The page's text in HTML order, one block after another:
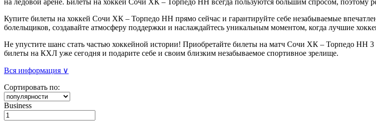
Купите билеты на хоккей Сочи ХК – Торпедо НН прямо сейчас и гарантируйте себе незабываемые
болельщиков, создавайте атмосферу поддержки и наслаждайтесь уникальным моментом, когда лучшие
Не упустите шанс стать частью хоккейной истории! Приобретайте билеты на матч Сочи ХК – Торпедо НН
билеты на КХЛ уже сегодня и подарите себе и своим близким незабываемое спортивное зрелище.
Вся информация ∨
Сортировать по:
Business